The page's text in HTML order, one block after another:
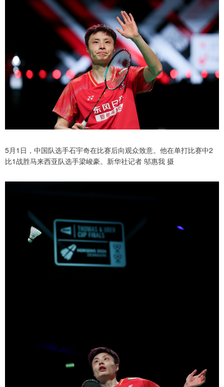
5月1日，中国队选手石宇奇在比赛后向观众致意。他在单打比赛中2
比1战胜马来西亚队选手梁峻豪。新华社记者 邬惠我 摄